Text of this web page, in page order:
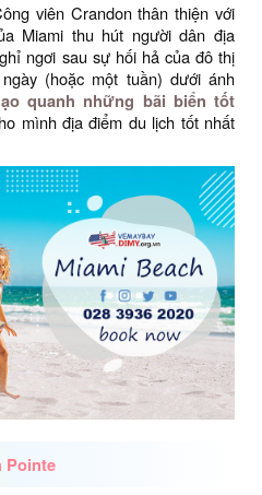
viên Crandon thân thiện với
Miami thu hút người dân địa
ngơi sau sự hối hả của đô thị
(hoặc một tuần) dưới ánh
quanh những bãi biển tốt
mình địa điểm du lịch tốt nhất
Pointe